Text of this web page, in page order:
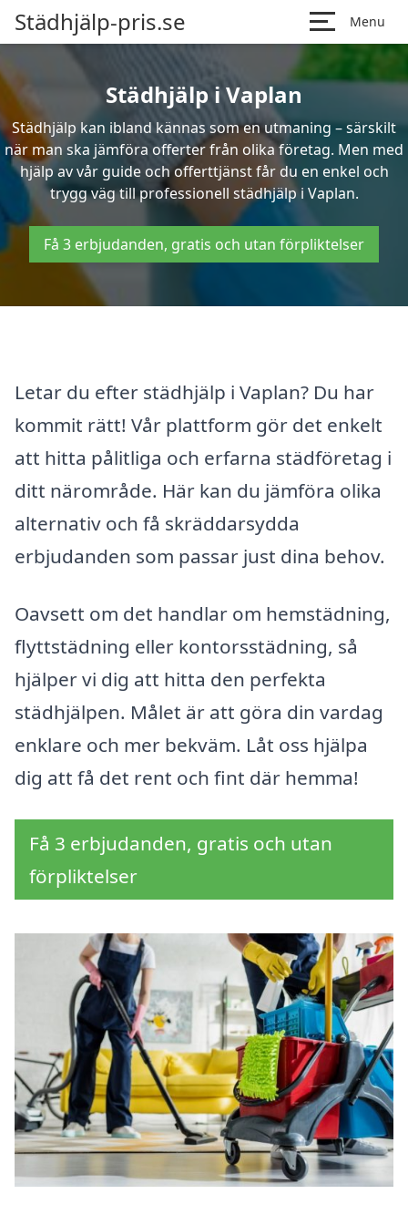
Städhjälp-pris.se Menu
Städhjälp i Vaplan
Städhjälp kan ibland kännas som en utmaning – särskilt
när man ska jämföra offerter från olika företag. Men med
hjälp av vår guide och offerttjänst får du en enkel och
trygg väg till professionell städhjälp i Vaplan.
Få 3 erbjudanden, gratis och utan förpliktelser
Letar du efter städhjälp i Vaplan? Du har
kommit rätt! Vår plattform gör det enkelt
att hitta pålitliga och erfarna städföretag i
ditt närområde. Här kan du jämföra olika
alternativ och få skräddarsydda
erbjudanden som passar just dina behov.
Oavsett om det handlar om hemstädning,
flyttstädning eller kontorsstädning, så
hjälper vi dig att hitta den perfekta
städhjälpen. Målet är att göra din vardag
enklare och mer bekväm. Låt oss hjälpa
dig att få det rent och fint där hemma!
Få 3 erbjudanden, gratis och utan
förpliktelser